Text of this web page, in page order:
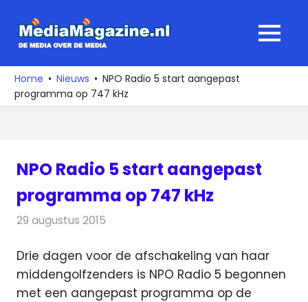
naar
media
over
de
MENU
Home Nieuws
NPO Radio 5 start aangepast
programma op 747 kHz
NPO Radio 5 start aangepast
programma op 747 kHz
29 augustus 2015
Drie dagen voor de afschakeling van haar
middengolfzenders is NPO Radio 5 begonnen
met een aangepast programma op de